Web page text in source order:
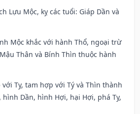
Lựu Mộc, kỵ các tuổi: Giáp Dần và
Mộc khắc với hành Thổ, ngoại trừ
Thân và Bính Thìn thuộc hành
Tỵ, tam hợp với Tý và Thìn thành
hình Dần, hình Hợi, hại Hợi, phá Tỵ,